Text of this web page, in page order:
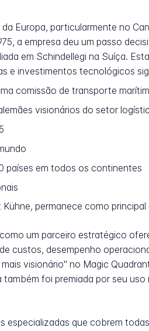
Europa, particularmente no
a empresa deu um passo
em Schindellegi na Suíça.
e investimentos tecnológicos
comissão de transporte
visionários do setor
países em todos os continentes
permanece como
um parceiro estratégico
custos, desempenho
visionário" no Magic
foi premiada por seu
que cobrem